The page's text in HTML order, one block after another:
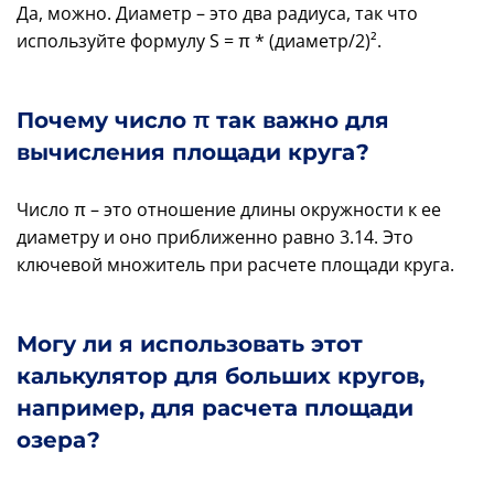
Да, можно. Диаметр – это два радиуса, так что
используйте формулу S = π * (диаметр/2)².
Почему число π так важно для
вычисления площади круга?
Число π – это отношение длины окружности к ее
диаметру и оно приближенно равно 3.14. Это
ключевой множитель при расчете площади круга.
Могу ли я использовать этот
калькулятор для больших кругов,
например, для расчета площади
озера?